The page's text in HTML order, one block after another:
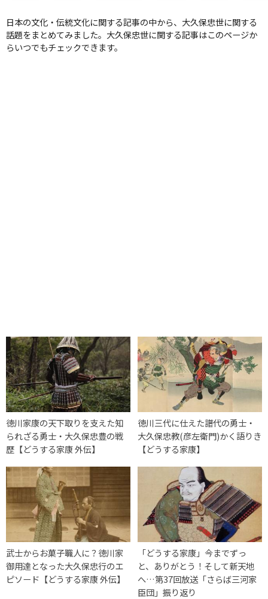
日本の文化・伝統文化に関する記事の中から、大久保忠世に関する
話題をまとめてみました。大久保忠世に関する記事はこのページか
らいつでもチェックできます。
徳川家康の天下取りを支えた知
られざる勇士・大久保忠豊の戦
歴【どうする家康 外伝】
徳川三代に仕えた譜代の勇士・
大久保忠教(彦左衛門)かく語りき
【どうする家康】
武士からお菓子職人に？徳川家
御用達となった大久保忠行のエ
ピソード【どうする家康 外伝】
「どうする家康」今までずっ
と、ありがとう！そして新天地
へ…第37回放送「さらば三河家
臣団」振り返り